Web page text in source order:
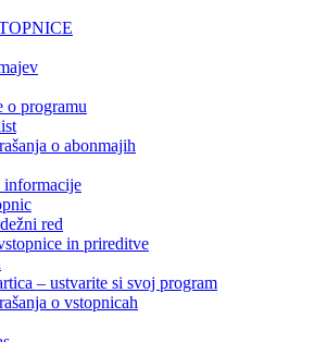
o programu
o abonmajih
informacije
red
in prireditve
– ustvarite si svoj program
o vstopnicah